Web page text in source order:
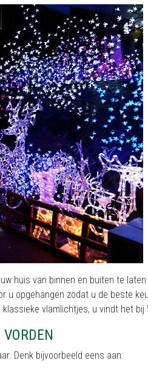
huis van binnen en buiten te
u opgehangen zodat u de beste
vlamlichtjes, u vindt het bij
Denk bijvoorbeeld eens aan: